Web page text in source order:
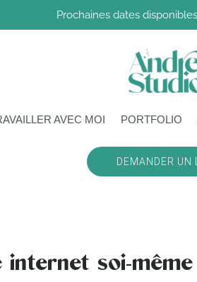
Prochaines dates
AVEC MOI PORTFOLIO
DEMANDER UN
soi-